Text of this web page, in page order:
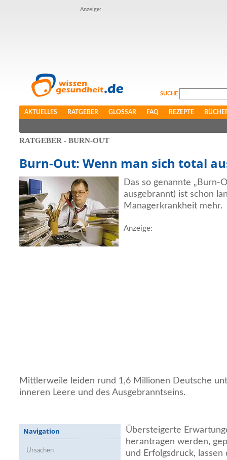
Anzeige:
SUCHE
AKTUELLES RATGEBER GLOSSAR FAQ REZEPTE
RATGEBER - BURN-OUT
Burn-Out: Wenn man sich total
Das so genannte „Burn-
ausgebrannt) ist schon
Managerkrankheit mehr.
Anzeige:
Mittlerweile leiden rund 1,6 Millionen Deutsche
inneren Leere und des Ausgebranntseins.
Navigation
Ursachen
Übersteigerte
herantragen werden,
und Erfolgsdruck, lassen